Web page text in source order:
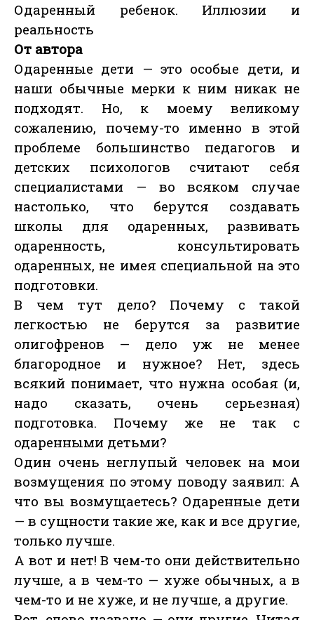
Одаренный ребенок. Иллюзии и
реальность
От автора
Одаренные дети — это особые дети, и
наши обычные мерки к ним никак не
подходят. Но, к моему великому
сожалению, почему-то именно в этой
проблеме большинство педагогов и
детских психологов считают себя
специалистами — во всяком случае
настолько, что берутся создавать
школы для одаренных, развивать
одаренность, консультировать
одаренных, не имея специальной на это
подготовки.
В чем тут дело? Почему с такой
легкостью не берутся за развитие
олигофренов — дело уж не менее
благородное и нужное? Нет, здесь
всякий понимает, что нужна особая (и,
надо сказать, очень серьезная)
подготовка. Почему же не так с
одаренными детьми?
Один очень неглупый человек на мои
возмущения по этому поводу заявил: А
что вы возмущаетесь? Одаренные дети
— в сущности такие же, как и все другие,
только лучше.
А вот и нет! В чем-то они действительно
лучше, а в чем-то — хуже обычных, а в
чем-то и не хуже, и не лучше, а другие.